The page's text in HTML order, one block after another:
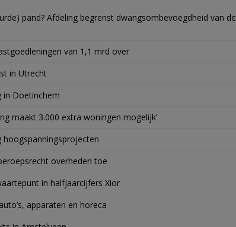
pand? Afdeling begrenst dwangsombevoegdheid van de
van 1,1 mrd over
in Utrecht
in Doetinchem
maakt 3.000 extra woningen mogelijk'
overheden toe
in halfjaarcijfers Xior
apparaten en horeca